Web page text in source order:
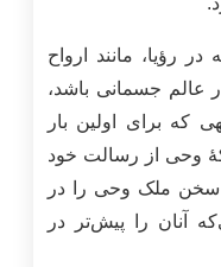
رؤیا، مانند ارواح
عالم جسمانی باشد،
که برای اولین‌ بار
وحی از رسالت خود
سخن ملک وحی را در
آنان را پیش‌تر در